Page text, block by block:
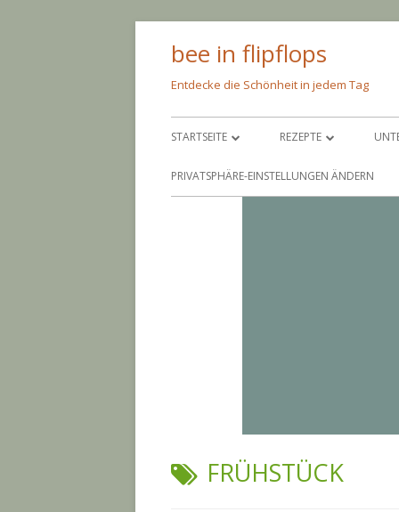
bee in flipflops
Entdecke die Schönheit in jedem Tag
Primäres
Menü
STARTSEITE
ÜBER MICH
REZEPTE
PFEIF AUF DIE KALORIEN
PRIVATSPHÄRE-EINSTELLUNGEN ÄNDERN
SCHLAGWORT:
FRÜHSTÜCK